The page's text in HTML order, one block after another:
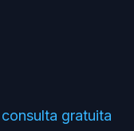
consulta gratuita